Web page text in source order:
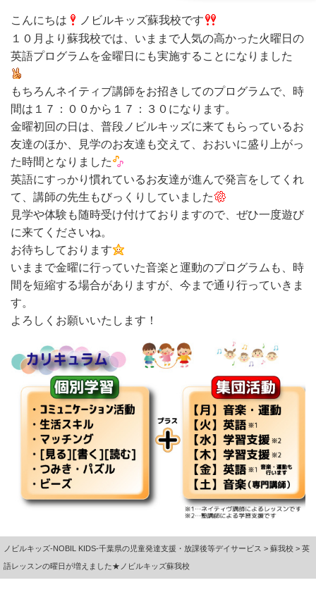
こんにちは
ノビルキッズ蘇我校です
１０月より蘇我校では、いままで人気の高かった火曜日の
英語プログラムを金曜日にも実施することになりました
もちろんネイティブ講師をお招きしてのプログラムで、時
間は１７：００から１７：３０になります。
金曜初回の日は、普段ノビルキッズに来てもらっているお
友達のほか、見学のお友達も交えて、おおいに盛り上がっ
た時間となりました
英語にすっかり慣れているお友達が進んで発言をしてくれ
て、講師の先生もびっくりしていました
見学や体験も随時受け付けておりますので、ぜひ一度遊び
に来てくださいね。
お待ちしております
いままで金曜に行っていた音楽と運動のプログラムも、時
間を短縮する場合がありますが、今まで通り行っていきま
す。
よろしくお願いいたします！
ノビルキッズ-NOBIL KIDS-千葉県の児童発達支援・放課後等デイサービス > 蘇我校 > 英
語レッスンの曜日が増えました★ノビルキッズ蘇我校